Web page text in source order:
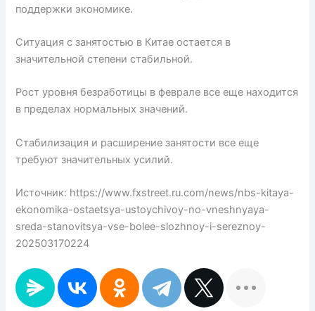
поддержки экономике.
Ситуация с занятостью в Китае остается в
значительной степени стабильной.
Рост уровня безработицы в феврале все еще находится
в пределах нормальных значений.
Стабилизация и расширение занятости все еще
требуют значительных усилий.
Источник: https://www.fxstreet.ru.com/news/nbs-kitaya-
ekonomika-ostaetsya-ustoychivoy-no-vneshnyaya-
sreda-stanovitsya-vse-bolee-slozhnoy-i-sereznoy-
202503170224